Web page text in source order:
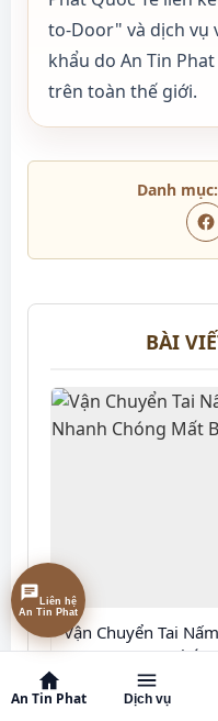
to-Door" và dịch vụ
khẩu do An Tin
trên toàn thế giới.
Danh mục:
BÀI
Vận Chuyển Tai
An Tin Phat Dịch vụ
Liên hệ
An Tin Phat